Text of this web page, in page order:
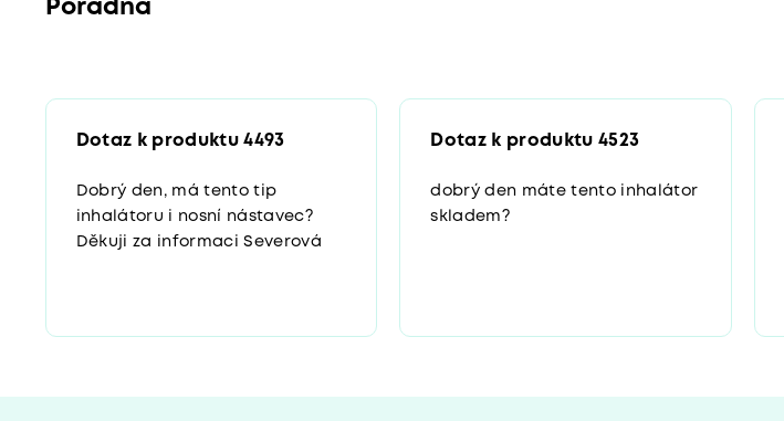
Poradna
Dotaz k produktu 4493
Dobrý den, má tento tip
inhalátoru i nosní nástavec?
Děkuji za informaci Severová
Dotaz k produktu 4523
dobrý den máte tento inhalátor
skladem?